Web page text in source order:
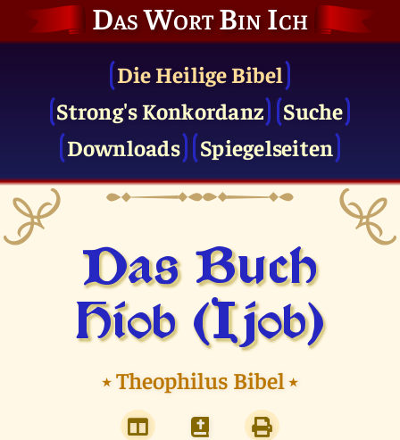
Das Wort Bin Ich
Die Heilige Bibel
Strong's Konkordanz
Suche
Downloads
Spiegelseiten
Das Buch
Hiob (Ijob)
⭑Theophilus Bibel⭑